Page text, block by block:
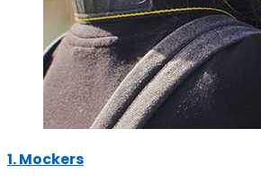
1. Mockers